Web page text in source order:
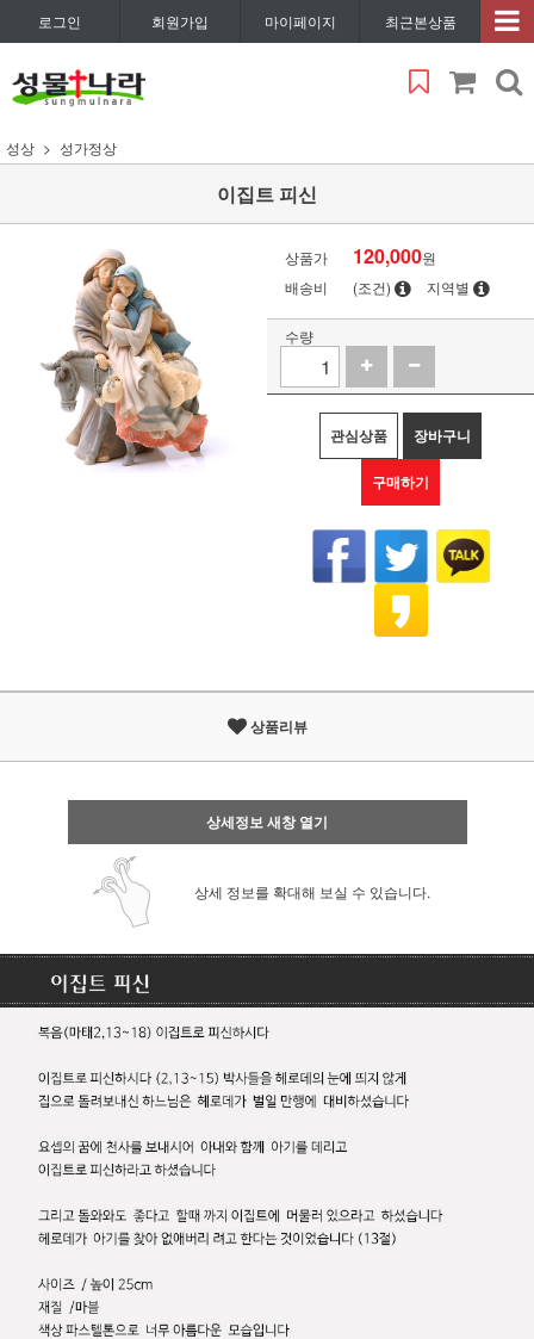
로그인 회원가입 마이페이지 최근본상품
성상 성가정상
이집트 피신
상품가 120,000원
배송비
(조건) 지역별
수량
관심상품 장바구니
구매하기
상품리뷰
상세정보 새창 열기
상세 정보를 확대해 보실 수 있습니다.